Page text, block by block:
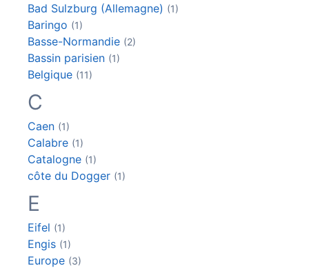
Bad Sulzburg (Allemagne) (1)
Baringo (1)
Basse-Normandie (2)
Bassin parisien (1)
Belgique (11)
C
Caen (1)
Calabre (1)
Catalogne (1)
côte du Dogger (1)
E
Eifel (1)
Engis (1)
Europe (3)